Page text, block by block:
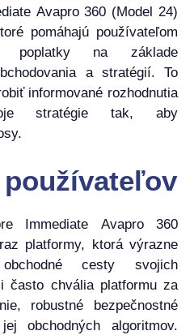
Avapro 360 (Model 24)
pomáhajú používateľom
poplatky na základe
a stratégií. To
informované rozhodnutia
stratégie tak, aby
Immediate Avapro 360
platformy, ktorá výrazne
cesty svojich
často chvália platformu za
robustné bezpečnostné
obchodných algoritmov.